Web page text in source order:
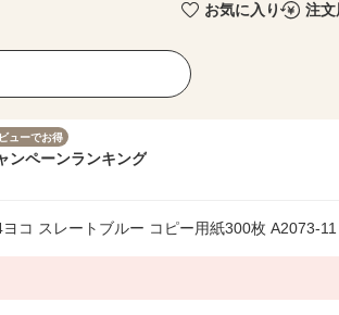
お気に入り 注文
ューでお得
ンペーンランキング
コ スレートブルー コピー用紙300枚 A2073-